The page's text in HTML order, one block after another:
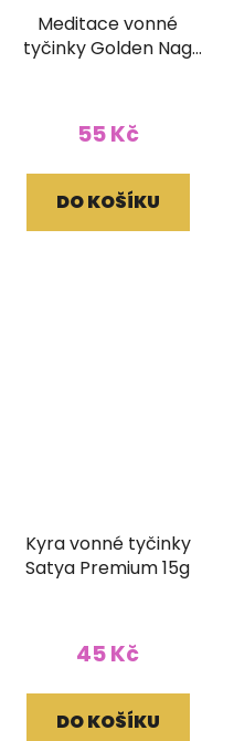
Meditace vonné
tyčinky Golden Nag
55 Kč
DO KOŠÍKU
Kyra vonné tyčinky
Satya Premium 15g
45 Kč
DO KOŠÍKU